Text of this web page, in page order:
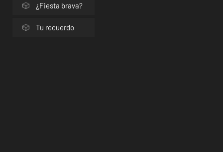
¿Fiesta brava?
Tu recuerdo